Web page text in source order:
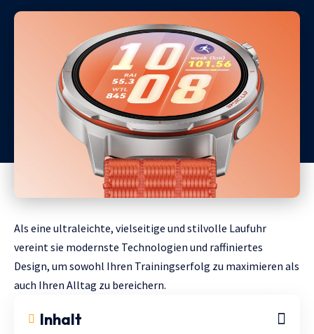
Als eine ultraleichte, vielseitige und stilvolle Laufuhr
vereint sie modernste Technologien und raffiniertes
Design, um sowohl Ihren Trainingserfolg zu maximieren als
auch Ihren Alltag zu bereichern.
Inhalt